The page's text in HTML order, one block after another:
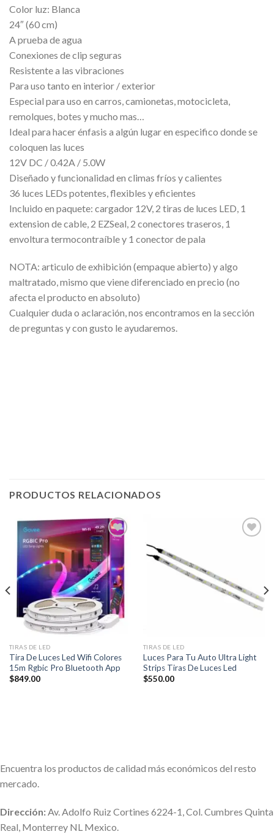
Color luz: Blanca
24″ (60 cm)
A prueba de agua
Conexiones de clip seguras
Resistente a las vibraciones
Para uso tanto en interior / exterior
Especial para uso en carros, camionetas, motocicleta,
remolques, botes y mucho mas…
Ideal para hacer énfasis a algún lugar en especifico donde se
coloquen las luces
12V DC / 0.42A / 5.0W
Diseñado y funcionalidad en climas fríos y calientes
36 luces LEDs potentes, flexibles y eficientes
Incluido en paquete: cargador 12V, 2 tiras de luces LED, 1
extension de cable, 2 EZSeal, 2 conectores traseros, 1
envoltura termocontraíble y 1 conector de pala
NOTA: articulo de exhibición (empaque abierto) y algo
maltratado, mismo que viene diferenciado en precio (no
afecta el producto en absoluto)
Cualquier duda o aclaración, nos encontramos en la sección
de preguntas y con gusto le ayudaremos.
PRODUCTOS RELACIONADOS
Añadir
a la
lista de
deseos
TIRAS DE LED
Tira De Luces Led Wifi Colores
15m Rgbic Pro Bluetooth App
$849.00
TIRAS DE LED
Luces Para Tu Auto Ultra Light
Strips Tiras De Luces Led
$550.00
Encuentra los productos de calidad más económicos del resto
mercado.
Dirección: Av. Adolfo Ruiz Cortines 6224-1, Col. Cumbres Quinta
Real, Monterrey NL Mexico.